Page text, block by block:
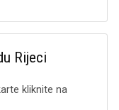
Rijeci
kliknite na